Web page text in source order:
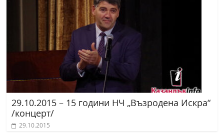
29.10.2015 – 15 години НЧ „Възродена Искра“
/концерт/
29.10.2015